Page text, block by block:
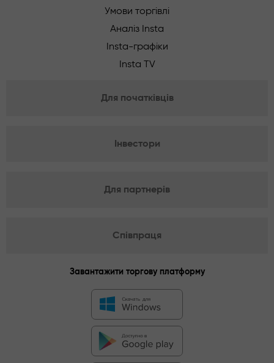
Умови торгівлі
Аналіз Insta
Insta-графіки
Insta TV
Для початківців
Інвестори
Для партнерів
Співпраця
Завантажити торгову платформу